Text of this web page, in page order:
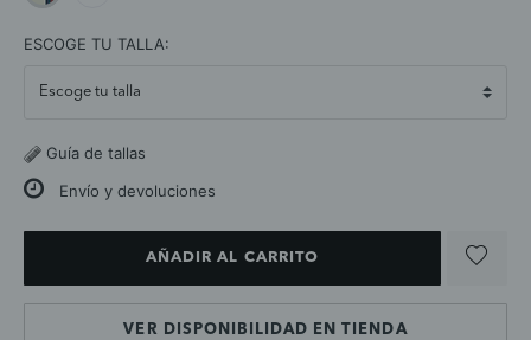
ESCOGE TU TALLA:
Guía de tallas
Envío y devoluciones
AÑADIR AL CARRITO
VER DISPONIBILIDAD EN TIENDA